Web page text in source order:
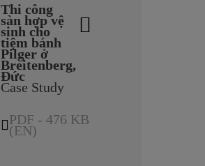
Thi công
sàn hợp vệ
sinh cho
tiệm bánh
Pilger ở
Breitenberg,
Đức
Case Study
PDF - 476 KB
(EN)